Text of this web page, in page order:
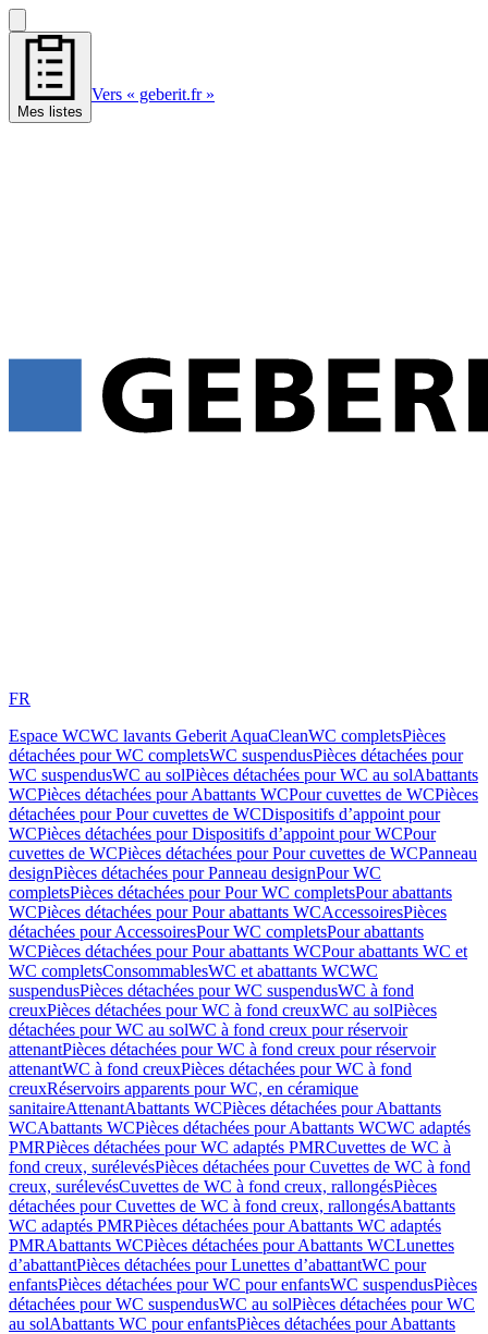
Mes listes
Vers « geberit.fr »
FR
Espace WCWC lavants Geberit AquaCleanWC completsPièces
détachées pour WC completsWC suspendusPièces détachées pour
WC suspendusWC au solPièces détachées pour WC au solAbattants
WCPièces détachées pour Abattants WCPour cuvettes de WCPièces
détachées pour Pour cuvettes de WCDispositifs d’appoint pour
WCPièces détachées pour Dispositifs d’appoint pour WCPour
cuvettes de WCPièces détachées pour Pour cuvettes de WCPanneau
designPièces détachées pour Panneau designPour WC
completsPièces détachées pour Pour WC completsPour abattants
WCPièces détachées pour Pour abattants WCAccessoiresPièces
détachées pour AccessoiresPour WC completsPour abattants
WCPièces détachées pour Pour abattants WCPour abattants WC et
WC completsConsommablesWC et abattants WCWC
suspendusPièces détachées pour WC suspendusWC à fond
creuxPièces détachées pour WC à fond creuxWC au solPièces
détachées pour WC au solWC à fond creux pour réservoir
attenantPièces détachées pour WC à fond creux pour réservoir
attenantWC à fond creuxPièces détachées pour WC à fond
creuxRéservoirs apparents pour WC, en céramique
sanitaireAttenantAbattants WCPièces détachées pour Abattants
WCAbattants WCPièces détachées pour Abattants WCWC adaptés
PMRPièces détachées pour WC adaptés PMRCuvettes de WC à
fond creux, surélevésPièces détachées pour Cuvettes de WC à fond
creux, surélevésCuvettes de WC à fond creux, rallongésPièces
détachées pour Cuvettes de WC à fond creux, rallongésAbattants
WC adaptés PMRPièces détachées pour Abattants WC adaptés
PMRAbattants WCPièces détachées pour Abattants WCLunettes
d’abattantPièces détachées pour Lunettes d’abattantWC pour
enfantsPièces détachées pour WC pour enfantsWC suspendusPièces
détachées pour WC suspendusWC au solPièces détachées pour WC
au solAbattants WC pour enfantsPièces détachées pour Abattants